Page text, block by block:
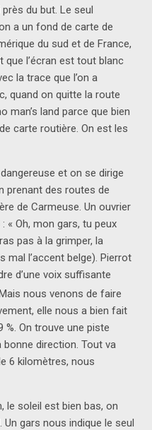
du but. Le seul
a un fond de carte de
du sud et de France,
que l’écran est tout blanc
la trace que l’on a
quand on quitte la route
man’s land parce que bien
carte routière. On est les
et on se dirige
prenant des routes de
de Carmeuse. Un ouvrier
« Oh, mon gars, tu peux
pas à la grimper, la
mal l’accent belge). Pierrot
d’une voix suffisante
nous venons de faire
elle nous a bien fait
On trouve une piste
bonne direction. Tout va
6 kilomètres, nous
le soleil est bien bas, on
gars nous indique le seul